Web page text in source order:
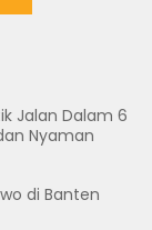
Jalan Dalam 6
Nyaman
di Banten